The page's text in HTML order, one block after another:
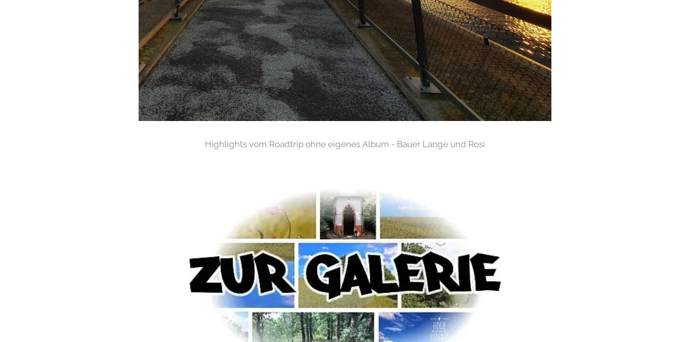
Highlights vom Roadtrip ohne eigenes Album - Bauer Lange und Rosi